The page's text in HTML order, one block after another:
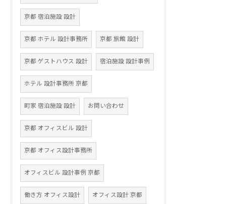
京都 宿泊施設 設計
京都 ホテル 設計事務所 京都 旅館 設計
京都 ゲストハウス 設計 宿泊施設 設計事例
ホテル 設計事務所 京都
町家 宿泊施設 設計 お問い合わせ
京都 オフィスビル 設計
京都 オフィス設計事務所
オフィスビル 設計事例 京都
働き方 オフィス設計 オフィス設計 京都